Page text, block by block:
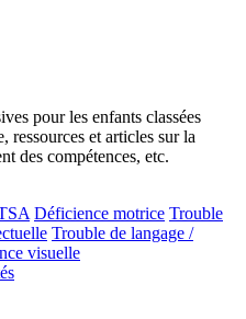
pour les enfants classées
ressources et articles sur la
des compétences, etc.
Déficience motrice Trouble
Trouble de langage /
visuelle